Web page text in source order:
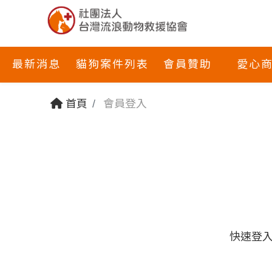
最新消息 貓狗案件列表 會員贊助 愛心
首頁 會員登入
快速登入